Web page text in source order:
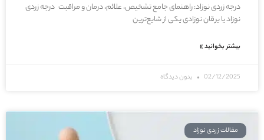
درجه زردی نوزاد: راهنمای جامع تشخیص، علائم، درمان و مراقبت درجه زردی
نوزاد یا یرقان نوزادی یکی از شایع‌ترین
بیشتر بخوانید »
02/12/2025 بدون دیدگاه
مقالات زردی نوزاد